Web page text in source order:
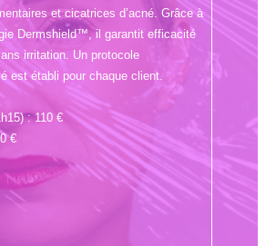
et cicatrices d’acné. Grâce à
Dermshield™, il garantit efficacité
irritation. Un protocole
est établi pour chaque client.
: 110 €
€